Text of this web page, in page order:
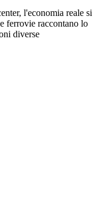
l'economia reale si
ferrovie raccontano lo
diverse